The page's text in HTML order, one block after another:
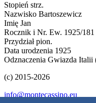
Stopień strz.
Nazwisko Bartoszewicz
Imię Jan
Rocznik i Nr. Ew. 1925/181
Przydział pion.
Data urodzenia 1925
Odznaczenia Gwiazda Italii
(c) 2015-2026
info@montecassino.eu